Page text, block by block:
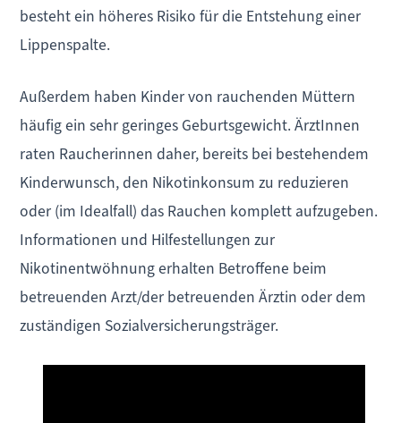
besteht ein höheres Risiko für die Entstehung einer
Lippenspalte.
Außerdem haben Kinder von rauchenden Müttern
häufig ein sehr geringes Geburtsgewicht. ÄrztInnen
raten Raucherinnen daher, bereits bei bestehendem
Kinderwunsch, den Nikotinkonsum zu reduzieren
oder (im Idealfall) das Rauchen komplett aufzugeben.
Informationen und Hilfestellungen zur
Nikotinentwöhnung erhalten Betroffene beim
betreuenden Arzt/der betreuenden Ärztin oder dem
zuständigen Sozialversicherungsträger.